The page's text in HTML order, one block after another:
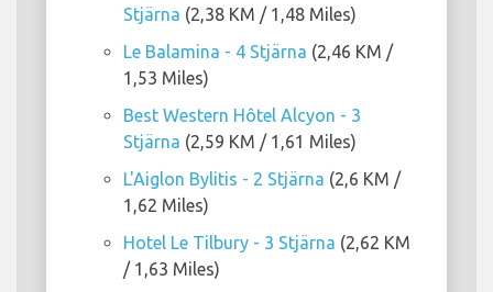
Stjärna (2,38 KM / 1,48 Miles)
Le Balamina - 4 Stjärna (2,46 KM /
1,53 Miles)
Best Western Hôtel Alcyon - 3
Stjärna (2,59 KM / 1,61 Miles)
L'Aiglon Bylitis - 2 Stjärna (2,6 KM /
1,62 Miles)
Hotel Le Tilbury - 3 Stjärna (2,62 KM
/ 1,63 Miles)